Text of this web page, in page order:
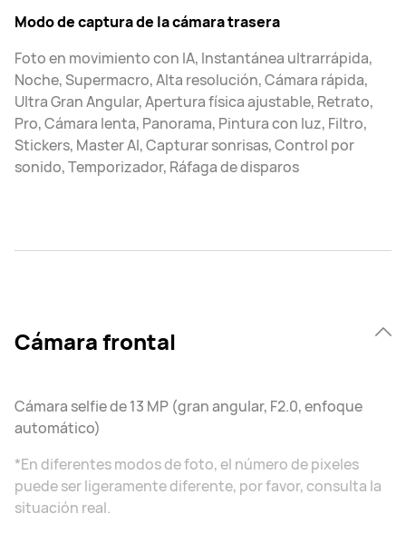
Modo de captura de la cámara trasera
Foto en movimiento con IA, Instantánea ultrarrápida,
Noche, Supermacro, Alta resolución, Cámara rápida,
Ultra Gran Angular, Apertura física ajustable, Retrato,
Pro, Cámara lenta, Panorama, Pintura con luz, Filtro,
Stickers, Master AI, Capturar sonrisas, Control por
sonido, Temporizador, Ráfaga de disparos
Cámara frontal
Cámara selfie de 13 MP (gran angular, F2.0, enfoque
automático)
*En diferentes modos de foto, el número de pixeles
puede ser ligeramente diferente, por favor, consulta la
situación real.